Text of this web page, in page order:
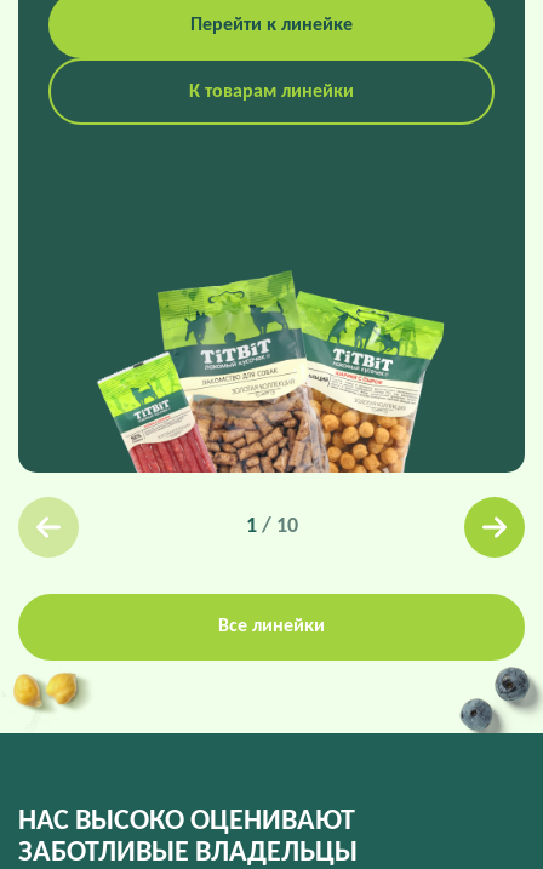
Перейти к линейке
К товарам линейки
1/ 10
Все линейки
НАС ВЫСОКО ОЦЕНИВАЮТ
ЗАБОТЛИВЫЕ ВЛАДЕЛЬЦЫ